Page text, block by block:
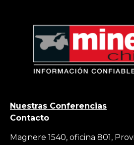
Nuestras Conferencias
Contacto
Magnere 1540, oficina 801,